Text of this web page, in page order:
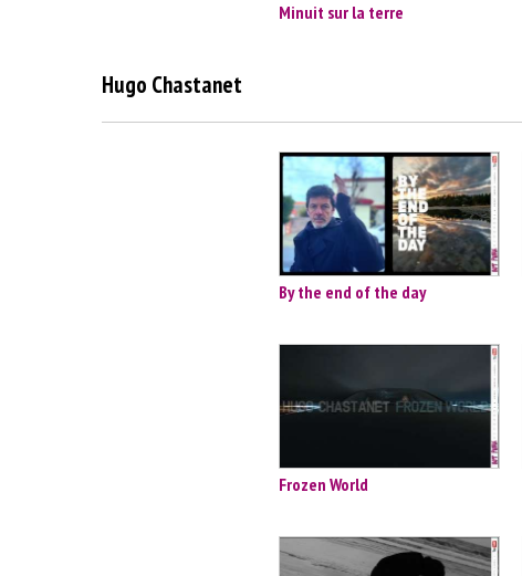
Minuit sur la terre
Hugo Chastanet
By the end of the day
Frozen World